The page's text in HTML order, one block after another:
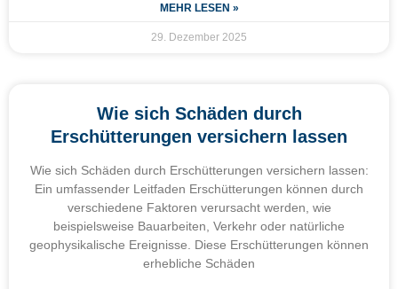
MEHR LESEN »
29. Dezember 2025
Wie sich Schäden durch
Erschütterungen versichern lassen
Wie sich Schäden durch Erschütterungen versichern lassen:
Ein umfassender Leitfaden Erschütterungen können durch
verschiedene Faktoren verursacht werden, wie
beispielsweise Bauarbeiten, Verkehr oder natürliche
geophysikalische Ereignisse. Diese Erschütterungen können
erhebliche Schäden